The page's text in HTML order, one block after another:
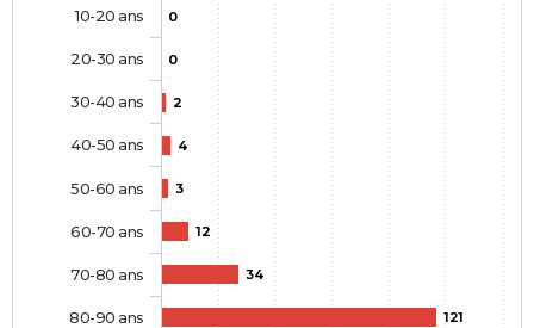
0
0
2
4
3
12
34
121
10-20 ans
20-30 ans
30-40 ans
40-50 ans
50-60 ans
60-70 ans
70-80 ans
80-90 ans